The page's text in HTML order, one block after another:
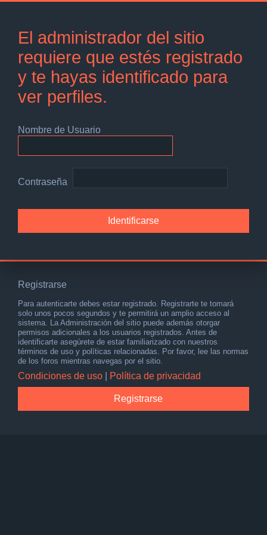
El administrador del sitio
requiere que estés registrado
y te hayas identificado para
ver perfiles.
Nombre de Usuario
Contraseña
Registrarse
Para autenticarte debes estar registrado. Registrarte te tomará
solo unos pocos segundos y te permitirá un amplio acceso al
sistema. La Administración del sitio puede además otorgar
permisos adicionales a los usuarios registrados. Antes de
identificarte asegúrete de estar familiarizado con nuestros
términos de uso y políticas relacionadas. Por favor, lee las normas
de los foros mientras navegas por el sitio.
Condiciones de uso Política de privacidad
Registrarse